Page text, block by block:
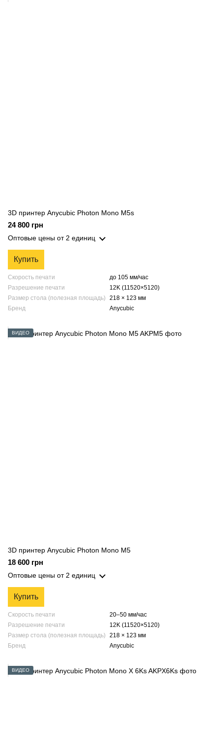
3D принтер Anycubic Photon Mono M5s
24 800 грн
Оптовые цены от 2 единиц
Купить
Скорость печати
до 105 мм/час
Разрешение печати
12K (11520×5120)
Размер стола (полезная площадь)
218 × 123 мм
Бренд
Anycubic
ВИДЕО
3D принтер Anycubic Photon Mono M5
18 600 грн
Оптовые цены от 2 единиц
Купить
Скорость печати
20–50 мм/час
Разрешение печати
12K (11520×5120)
Размер стола (полезная площадь)
218 × 123 мм
Бренд
Anycubic
ВИДЕО